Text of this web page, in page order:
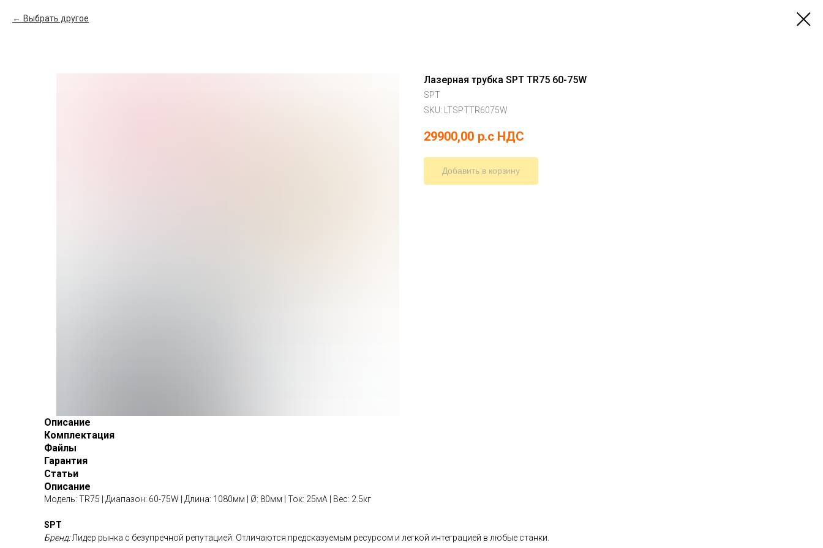
Выбрать другое
Лазерная трубка SPT TR75 60-75W
SPT
SKU: LTSPTTR6075W
29900,00 р.c НДС
Добавить в корзину
Описание
Комплектация
Файлы
Гарантия
Статьи
Описание
Модель: TR75 | Диапазон: 60-75W | Длина: 1080мм | Ø: 80мм | Ток: 25мА | Вес: 2.5кг
SPT
Бренд:Лидер рынка с безупречной репутацией. Отличаются предсказуемым ресурсом и легкой интеграцией в любые станки.